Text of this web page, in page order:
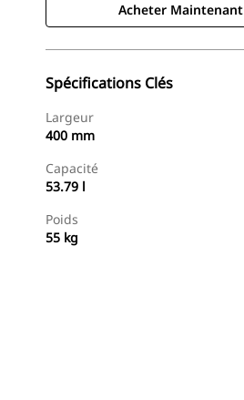
Acheter Maintenant
Spécifications Clés
Largeur
400 mm
Capacité
53.79 l
Poids
55 kg